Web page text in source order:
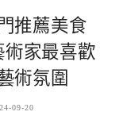
推薦美食
術家最喜歡
術氛圍
09-20